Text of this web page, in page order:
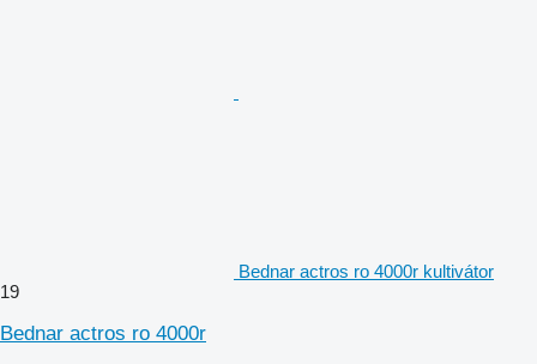
Bednar actros ro 4000r kultivátor
19
Bednar actros ro 4000r